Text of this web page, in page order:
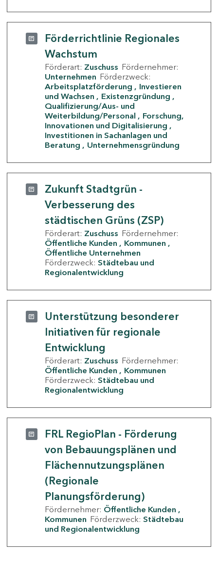
Förderrichtlinie Regionales
Wachstum
Förderart: Zuschuss Fördernehmer:
Unternehmen Förderzweck:
Arbeitsplatzförderung
Investieren
und Wachsen
Existenzgründung
Qualifizierung/Aus- und
Weiterbildung/Personal
Forschung,
Innovationen und Digitalisierung
Investitionen in Sachanlagen und
Beratung
Unternehmensgründung
Zukunft Stadtgrün -
Verbesserung des
städtischen Grüns (ZSP)
Förderart: Zuschuss Fördernehmer:
Öffentliche Kunden
Kommunen
Öffentliche Unternehmen
Förderzweck: Städtebau und
Regionalentwicklung
Unterstützung besonderer
Initiativen für regionale
Entwicklung
Förderart: Zuschuss Fördernehmer:
Öffentliche Kunden
Kommunen
Förderzweck: Städtebau und
Regionalentwicklung
FRL RegioPlan - Förderung
von Bebauungsplänen und
Flächennutzungsplänen
(Regionale
Planungsförderung)
Fördernehmer: Öffentliche Kunden
Kommunen Förderzweck: Städtebau
und Regionalentwicklung